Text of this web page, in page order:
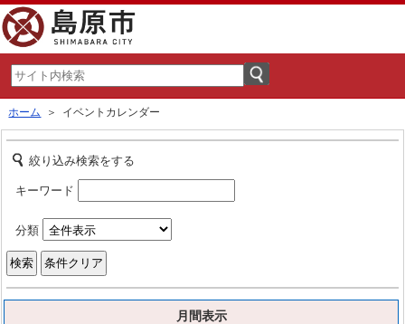
ホーム ＞ イベントカレンダー
絞り込み検索をする
キーワード
分類
月間表示